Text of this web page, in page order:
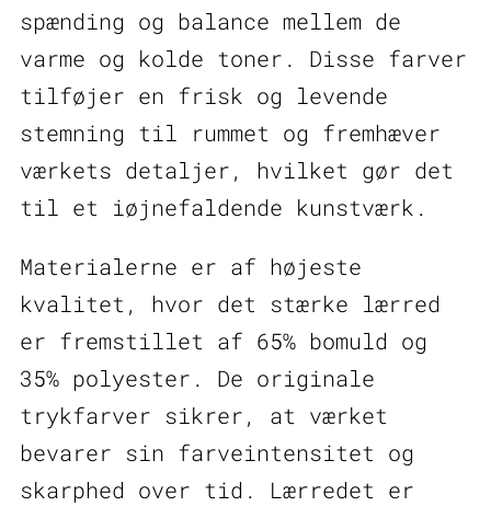
spænding og balance mellem de
varme og kolde toner. Disse farver
tilføjer en frisk og levende
stemning til rummet og fremhæver
værkets detaljer, hvilket gør det
til et iøjnefaldende kunstværk.
Materialerne er af højeste
kvalitet, hvor det stærke lærred
er fremstillet af 65% bomuld og
35% polyester. De originale
trykfarver sikrer, at værket
bevarer sin farveintensitet og
skarphed over tid. Lærredet er